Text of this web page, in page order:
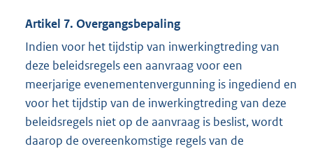
Artikel 7. Overgangsbepaling
Indien voor het tijdstip van inwerkingtreding van
deze beleidsregels een aanvraag voor een
meerjarige evenementenvergunning is ingediend en
voor het tijdstip van de inwerkingtreding van deze
beleidsregels niet op de aanvraag is beslist, wordt
daarop de overeenkomstige regels van de